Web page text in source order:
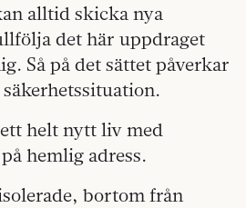
alltid skicka nya
det här uppdraget
Så på det sättet påverkar
helt nytt liv med
hemlig adress.
bortom från